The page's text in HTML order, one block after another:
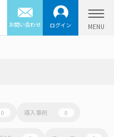
お問い合わせ ログイン
0 導入事例 0